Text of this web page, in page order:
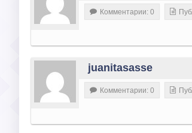
Комментарии: 0
juanitasasse
Комментарии: 0